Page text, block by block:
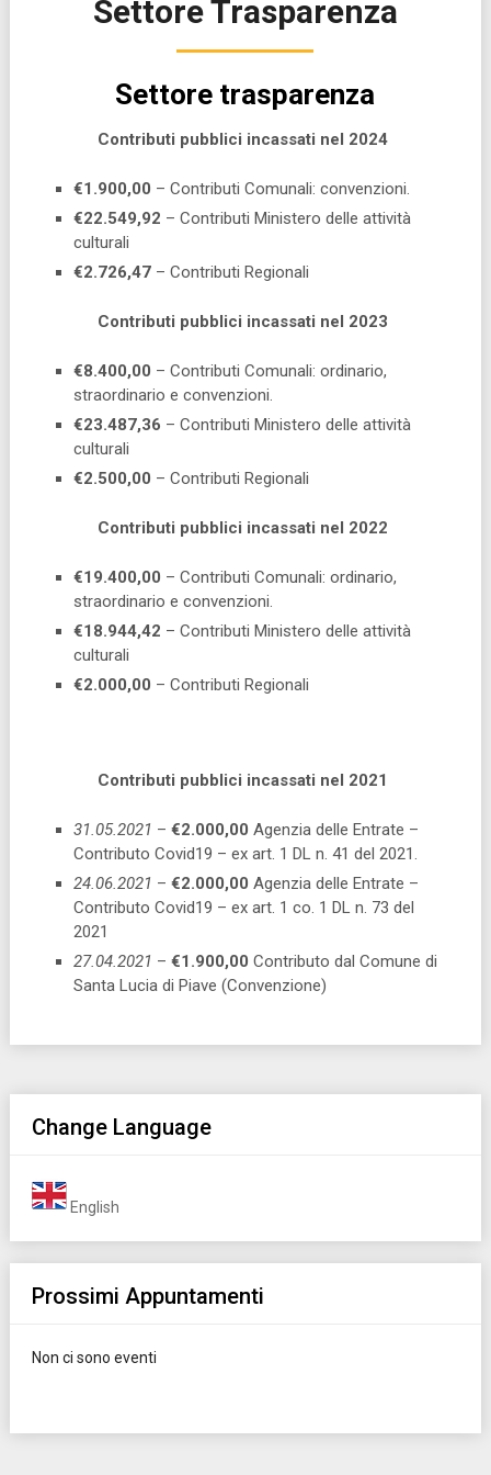
Settore Trasparenza
Settore trasparenza
Contributi pubblici incassati nel 2024
€1.900,00 – Contributi Comunali: convenzioni.
€22.549,92 – Contributi Ministero delle attività
culturali
€2.726,47 – Contributi Regionali
Contributi pubblici incassati nel 2023
€8.400,00 – Contributi Comunali: ordinario,
straordinario e convenzioni.
€23.487,36 – Contributi Ministero delle attività
culturali
€2.500,00 – Contributi Regionali
Contributi pubblici incassati nel 2022
€19.400,00 – Contributi Comunali: ordinario,
straordinario e convenzioni.
€18.944,42 – Contributi Ministero delle attività
culturali
€2.000,00 – Contributi Regionali
Contributi pubblici incassati nel 2021
31.05.2021 –€2.000,00 Agenzia delle Entrate –
Contributo Covid19 – ex art. 1 DL n. 41 del 2021.
24.06.2021 –€2.000,00 Agenzia delle Entrate –
Contributo Covid19 – ex art. 1 co. 1 DL n. 73 del
2021
27.04.2021 –€1.900,00 Contributo dal Comune di
Santa Lucia di Piave (Convenzione)
Change Language
English
Prossimi Appuntamenti
Non ci sono eventi